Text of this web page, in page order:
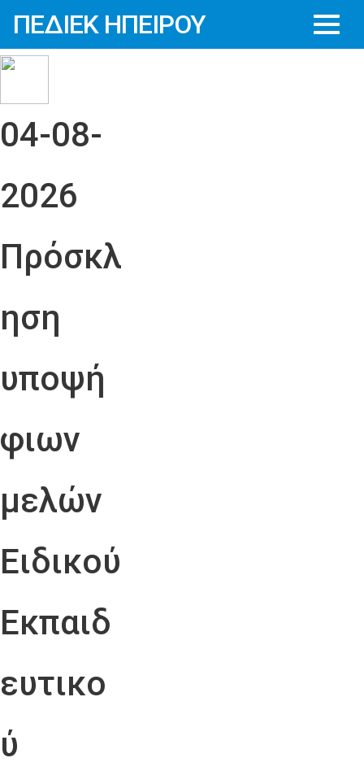
ΠΕΔΙΕΚ ΗΠΕΙΡΟΥ
04-08-
2026
Πρόσκλ
ηση
υποψή
φιων
μελών
Ειδικού
Εκπαιδ
ευτικο
ύ